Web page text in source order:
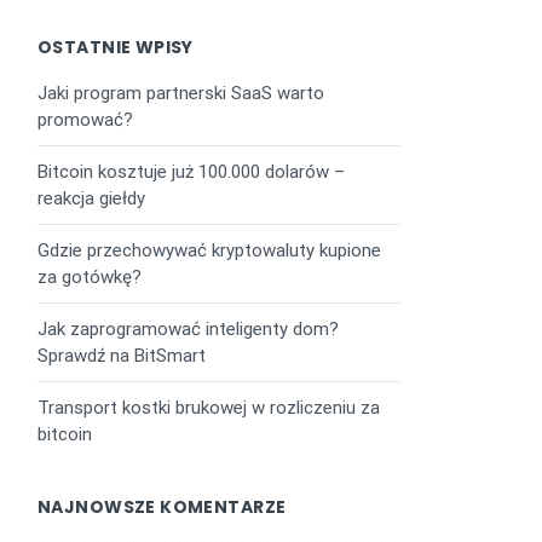
OSTATNIE WPISY
Jaki program partnerski SaaS warto
promować?
Bitcoin kosztuje już 100.000 dolarów –
reakcja giełdy
Gdzie przechowywać kryptowaluty kupione
za gotówkę?
Jak zaprogramować inteligenty dom?
Sprawdź na BitSmart
Transport kostki brukowej w rozliczeniu za
bitcoin
NAJNOWSZE KOMENTARZE